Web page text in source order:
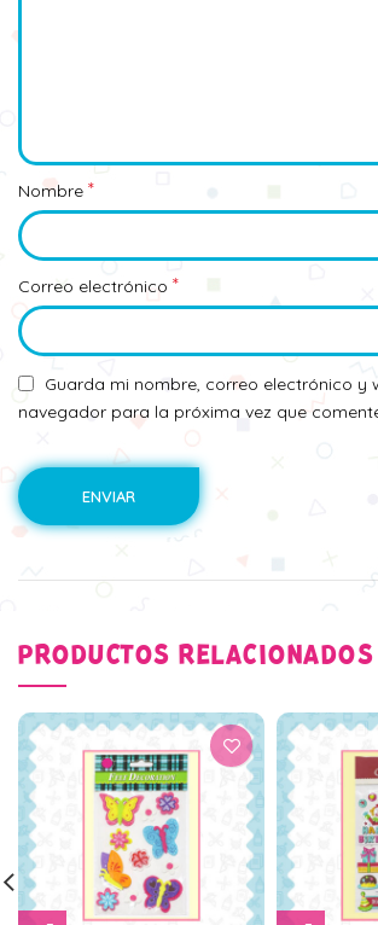
Nombre *
Correo electrónico *
Guarda mi nombre, correo electrónico y
navegador para la próxima vez que
PRODUCTOS RELACIONADOS